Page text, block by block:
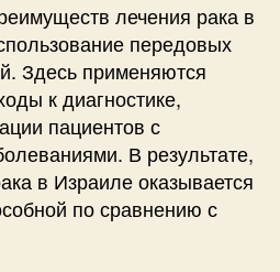
лечения рака в
передовых
Здесь применяются
к диагностике,
пациентов с
В результате,
в Израиле оказывается
по сравнению с